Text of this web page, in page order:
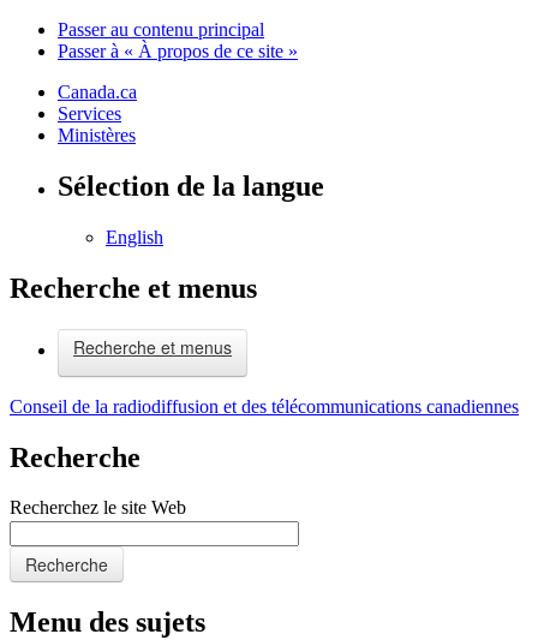
Passer au contenu principal
Passer à « À propos de ce site »
Canada.ca
Services
Ministères
Sélection de la langue
English
Recherche et menus
Recherche et menus
Conseil de la radiodiffusion et des télécommunications canadiennes
Recherche
Recherchez le site Web
Recherche
Menu des sujets